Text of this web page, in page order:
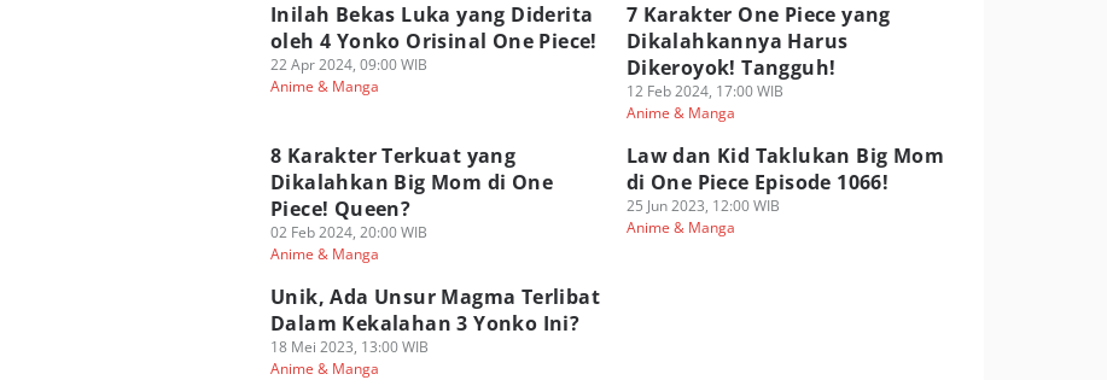
Inilah Bekas Luka yang Diderita
oleh 4 Yonko Orisinal One Piece!
22 Apr 2024, 09:00 WIB
Anime & Manga
7 Karakter One Piece yang
Dikalahkannya Harus
Dikeroyok! Tangguh!
12 Feb 2024, 17:00 WIB
Anime & Manga
8 Karakter Terkuat yang
Dikalahkan Big Mom di One
Piece! Queen?
02 Feb 2024, 20:00 WIB
Anime & Manga
Law dan Kid Taklukan Big Mom
di One Piece Episode 1066!
25 Jun 2023, 12:00 WIB
Anime & Manga
Unik, Ada Unsur Magma Terlibat
Dalam Kekalahan 3 Yonko Ini?
18 Mei 2023, 13:00 WIB
Anime & Manga